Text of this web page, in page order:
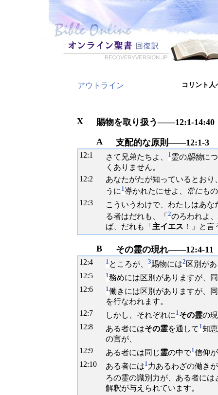
アウトライン コリント
X
賜物を取り扱う――12:1-14:40
A
支配的な原則――12:1-3
12:1 さて兄弟たちよ、 1 霊の賜物に
くありません。
12:2
あなたがたが知っているとお
うに 1導かれたにせよ、 常にも
12:3
こういうわけで、わたしはあ
る者はだれも、「 2のろわれよ、
ば、だれも「 主イエス ！」と
B その霊の現れ――12:4-11
12:4 1 ところが、 3賜物には2 区別が
12:5 1務めには区別がありますが、
12:6 1働きには区別がありますが、
を行なわれます。
12:7 しかし、それぞれに 1 その霊の
12:8 ある者にはその霊を通して 1知
の言が、
12:9 ある者には同じ霊の中で1信仰
12:10 ある者には1 力あるわざの働き
ろの霊の識別力が、ある者には
解釈が与えられています。